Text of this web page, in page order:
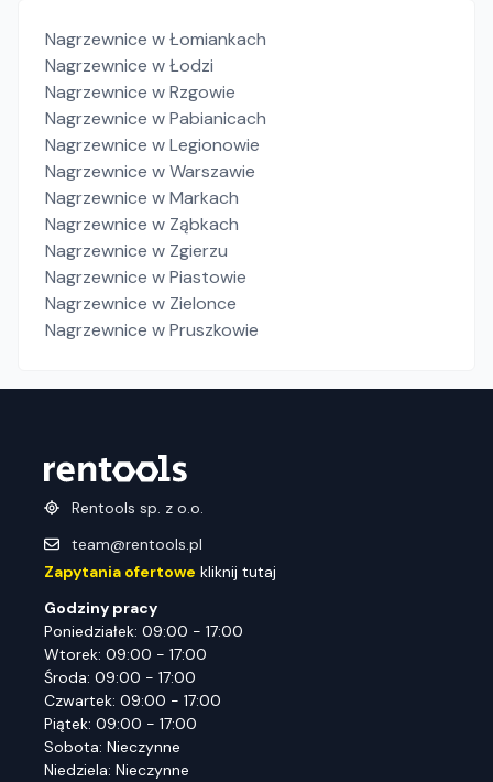
Nagrzewnice w Łomiankach
Nagrzewnice w Łodzi
Nagrzewnice w Rzgowie
Nagrzewnice w Pabianicach
Nagrzewnice w Legionowie
Nagrzewnice w Warszawie
Nagrzewnice w Markach
Nagrzewnice w Ząbkach
Nagrzewnice w Zgierzu
Nagrzewnice w Piastowie
Nagrzewnice w Zielonce
Nagrzewnice w Pruszkowie
Rentools sp. z o.o.
team@rentools.pl
Zapytania ofertowe kliknij tutaj
Godziny pracy
Poniedziałek: 09:00 - 17:00
Wtorek: 09:00 - 17:00
Środa: 09:00 - 17:00
Czwartek: 09:00 - 17:00
Piątek: 09:00 - 17:00
Sobota: Nieczynne
Niedziela: Nieczynne